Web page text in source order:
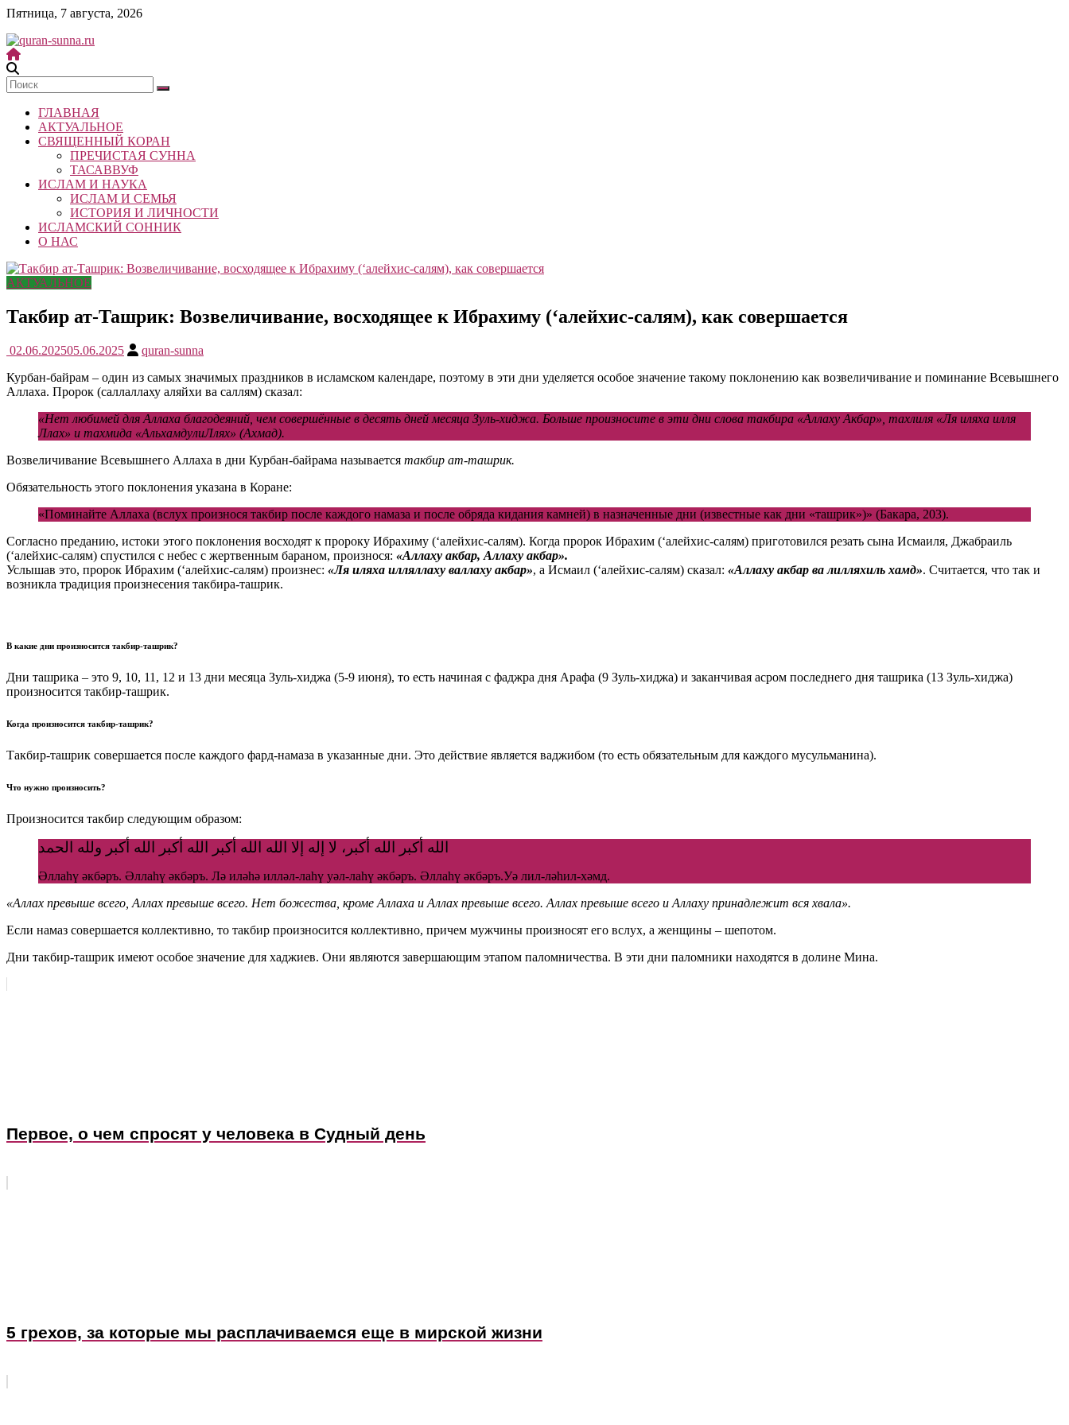
Skip
content
Пятница, 7 августа, 2026
quran-
sunna.ru
«Центр
исследований
Корана
Республики
Татарстан
ГЛАВНАЯ
АКТУАЛЬНОЕ
СВЯЩЕННЫЙ КОРАН
ПРЕЧИСТАЯ СУННА
ТАСАВВУФ
ИСЛАМ И НАУКА
ИСЛАМ И СЕМЬЯ
ИСТОРИЯ И ЛИЧНОСТИ
ИСЛАМСКИЙ СОННИК
О НАС
АКТУАЛЬНОЕ
Такбир ат-Ташрик: Возвеличивание, восходящее к Ибрахиму (‘алейхис-салям), как совершается
02.06.202505.06.2025
quran-sunna
Курбан-байрам – один из самых значимых праздников в исламском календаре, поэтому в эти дни уделяется особое значение такому поклонению как возвеличивание и поминание Всевышнего
Аллаха. Пророк (саллаллаху аляйхи ва саллям) сказал:
«Нет любимей для Аллаха благодеяний, чем совершённые в десять дней месяца Зуль-хиджа. Больше произносите в эти дни слова такбира «Аллаху Акбар», тахлиля «Ля иляха илля
Ллах» и тахмида «АльхамдулиЛлях» (Ахмад).
Возвеличивание Всевышнего Аллаха в дни Курбан-байрама называется такбир ат-ташрик.
Обязательность этого поклонения указана в Коране:
«Поминайте Аллаха (вслух произнося такбир после каждого намаза и после обряда кидания камней) в назначенные дни (известные как дни «ташрик»)» (Бакара, 203).
Согласно преданию, истоки этого поклонения восходят к пророку Ибрахиму (‘алейхис-салям). Когда пророк Ибрахим (‘алейхис-салям) приготовился резать сына Исмаиля, Джабраиль
(‘алейхис-салям) спустился с небес с жертвенным бараном, произнося: «Аллаху акбар, Аллаху акбар».
Услышав это, пророк Ибрахим (‘алейхис-салям) произнес: «Ля иляха илляллаху валлаху акбар», а Исмаил (‘алейхис-салям) сказал: «Аллаху акбар ва лилляхиль хамд». Считается, что так и
возникла традиция произнесения такбира-ташрик.
В какие дни произносится такбир-ташрик?
Дни ташрика – это 9, 10, 11, 12 и 13 дни месяца Зуль-хиджа (5-9 июня), то есть начиная с фаджра дня Арафа (9 Зуль-хиджа) и заканчивая асром последнего дня ташрика (13 Зуль-хиджа)
произносится такбир-ташрик.
Когда произносится такбир-ташрик?
Такбир-ташрик совершается после каждого фард-намаза в указанные дни. Это действие является ваджибом (то есть обязательным для каждого мусульманина).
Что нужно произносить?
Произносится такбир следующим образом:
الله أكبر الله أكبر، لا إله إلا الله الله أكبر الله أكبر الله أكبر ولله الحمد
Әллаһү әкбәръ. Әллаһү әкбәръ. Лә иләһә илләл-лаһү уәл-лаһү әкбәръ. Әллаһү әкбәръ.Уә лил-ләһил-хәмд.
«Аллах превыше всего, Аллах превыше всего. Нет божества, кроме Аллаха и Аллах превыше всего. Аллах превыше всего и Аллаху принадлежит вся хвала».
Если намаз совершается коллективно, то такбир произносится коллективно, причем мужчины произносят его вслух, а женщины – шепотом.
Дни такбир-ташрик имеют особое значение для хаджиев. Они являются завершающим этапом паломничества. В эти дни паломники находятся в долине Мина.
Первое, о чем спросят у человека в Судный день
5 грехов, за которые мы расплачиваемся еще в мирской жизни